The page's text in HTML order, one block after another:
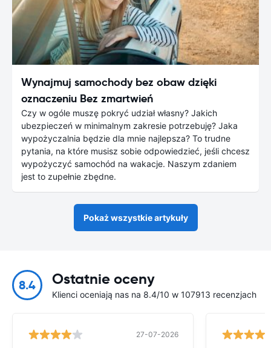
Wynajmuj samochody bez obaw dzięki
oznaczeniu Bez zmartwień
Czy w ogóle muszę pokryć udział własny? Jakich
ubezpieczeń w minimalnym zakresie potrzebuję? Jaka
wypożyczalnia będzie dla mnie najlepsza? To trudne
pytania, na które musisz sobie odpowiedzieć, jeśli chcesz
wypożyczyć samochód na wakacje. Naszym zdaniem
jest to zupełnie zbędne.
Pokaż wszystkie artykuły
8.4 Ostatnie oceny
Klienci oceniają nas na 8.4/10 w 107913 recenzjach
27-07-2026